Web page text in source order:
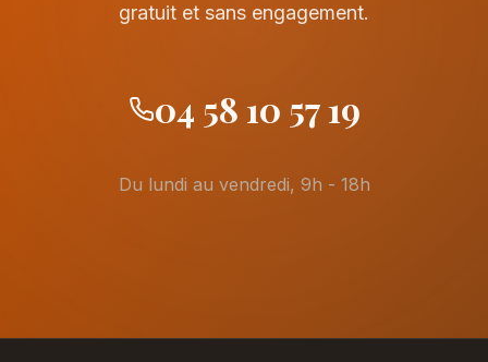
gratuit et sans engagement.
04 58 10 57 19
Du lundi au vendredi, 9h - 18h